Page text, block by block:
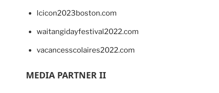
lcicon2023boston.com
waitangidayfestival2022.com
vacancesscolaires2022.com
MEDIA PARTNER II